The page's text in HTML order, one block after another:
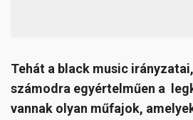
Tehát a black music
számodra egyértelműen a
vannak olyan műfajok,